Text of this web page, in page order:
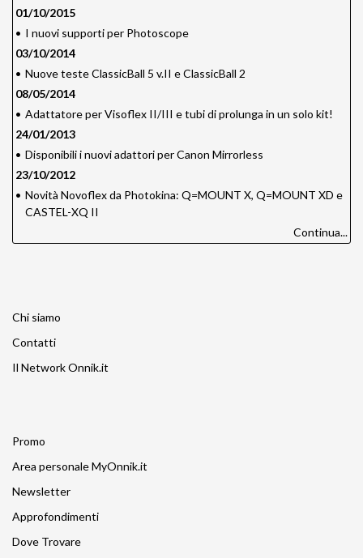
01/10/2015
• I nuovi supporti per Photoscope
03/10/2014
• Nuove teste ClassicBall 5 v.II e ClassicBall 2
08/05/2014
• Adattatore per Visoflex II/III e tubi di prolunga in un solo kit!
24/01/2013
• Disponibili i nuovi adattori per Canon Mirrorless
23/10/2012
• Novità Novoflex da Photokina: Q=MOUNT X, Q=MOUNT XD e
CASTEL-XQ II
Continua...
Chi siamo
Contatti
Il Network Onnik.it
Promo
Area personale MyOnnik.it
Newsletter
Approfondimenti
Dove Trovare